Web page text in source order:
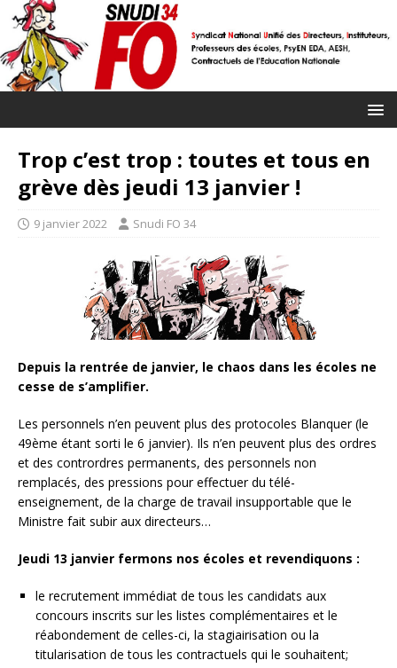
Trop c’est trop : toutes et tous en
grève dès jeudi 13 janvier !
9 janvier 2022 Snudi FO 34
Depuis la rentrée de janvier, le chaos dans les écoles ne
cesse de s’amplifier.
Les personnels n’en peuvent plus des protocoles Blanquer (le
49ème étant sorti le 6 janvier). Ils n’en peuvent plus des ordres
et des contrordres permanents, des personnels non
remplacés, des pressions pour effectuer du télé-
enseignement, de la charge de travail insupportable que le
Ministre fait subir aux directeurs…
Jeudi 13 janvier fermons nos écoles et revendiquons :
le recrutement immédiat de tous les candidats aux
concours inscrits sur les listes complémentaires et le
réabondement de celles-ci, la stagiairisation ou la
titularisation de tous les contractuels qui le souhaitent;